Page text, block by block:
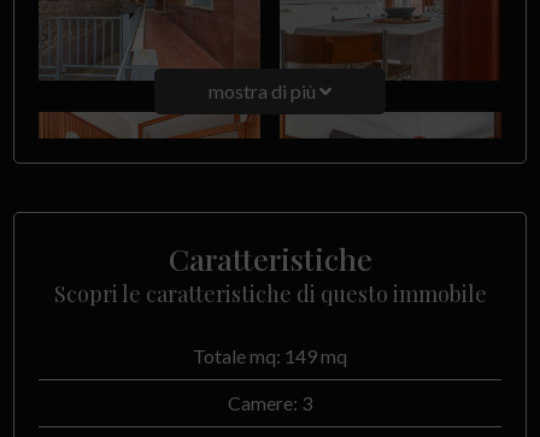
mostra di più
Caratteristiche
Scopri le caratteristiche di questo immobile
Totale mq: 149 mq
Camere: 3